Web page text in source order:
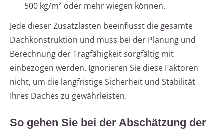
500 kg/m² oder mehr wiegen können.
Jede dieser Zusatzlasten beeinflusst die gesamte
Dachkonstruktion und muss bei der Planung und
Berechnung der Tragfähigkeit sorgfältig mit
einbezogen werden. Ignorieren Sie diese Faktoren
nicht, um die langfristige Sicherheit und Stabilität
Ihres Daches zu gewährleisten.
So gehen Sie bei der Abschätzung der